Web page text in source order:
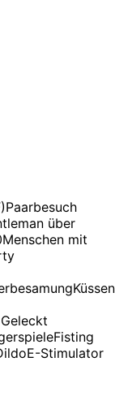
Paarbesuch
über
Menschen mit
Küssen
Fisting
E-Stimulator